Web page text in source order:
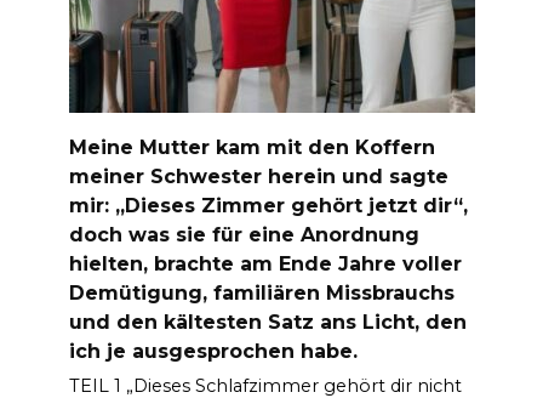
Meine Mutter kam mit den Koffern
meiner Schwester herein und sagte
mir: „Dieses Zimmer gehört jetzt dir“,
doch was sie für eine Anordnung
hielten, brachte am Ende Jahre voller
Demütigung, familiären Missbrauchs
und den kältesten Satz ans Licht, den
ich je ausgesprochen habe.
TEIL 1 „Dieses Schlafzimmer gehört dir nicht